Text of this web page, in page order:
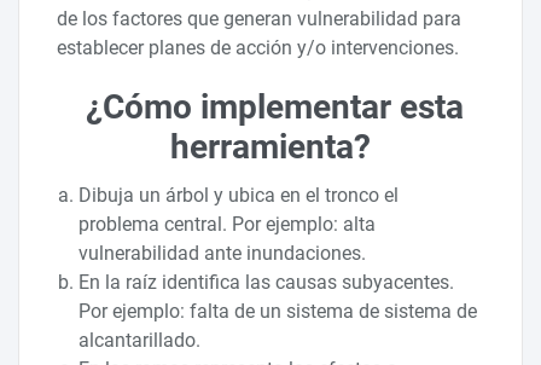
de los factores que generan vulnerabilidad para
establecer planes de acción y/o intervenciones.
¿Cómo implementar esta
herramienta?
Dibuja un árbol y ubica en el tronco el
problema central. Por ejemplo: alta
vulnerabilidad ante inundaciones.
En la raíz identifica las causas subyacentes.
Por ejemplo: falta de un sistema de sistema de
alcantarillado.